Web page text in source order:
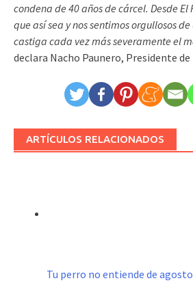
condena de 40 años de cárcel. Desde
que así sea y nos sentimos orgullosos
castiga cada vez más severamente el
declara Nacho Paunero, Presidente de
ARTÍCULOS RELACIONADOS
Tu perro no entiende de